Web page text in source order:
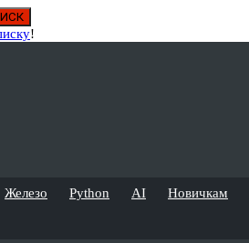
!
Железо Python AI Новичкам